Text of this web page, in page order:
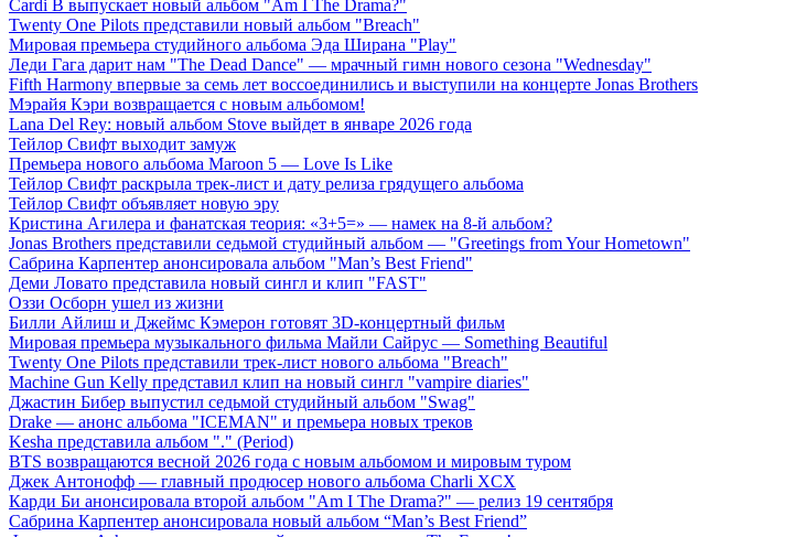
Cardi B выпускает новый альбом "Am I The Drama?"
Twenty One Pilots представили новый альбом "Breach"
Мировая премьера студийного альбома Эда Ширана "Play"
Леди Гага дарит нам "The Dead Dance" — мрачный гимн нового сезона "Wednesday"
Fifth Harmony впервые за семь лет воссоединились и выступили на концерте Jonas Brothers
Мэрайя Кэри возвращается с новым альбомом!
Lana Del Rey: новый альбом Stove выйдет в январе 2026 года
Тейлор Свифт выходит замуж
Премьера нового альбома Maroon 5 — Love Is Like
Тейлор Свифт раскрыла трек-лист и дату релиза грядущего альбома
Тейлор Свифт объявляет новую эру
Кристина Агилера и фанатская теория: «3+5=» — намек на 8-й альбом?
Jonas Brothers представили седьмой студийный альбом — "Greetings from Your Hometown"
Сабрина Карпентер анонсировала альбом "Man’s Best Friend"
Деми Ловато представила новый сингл и клип "FAST"
Оззи Осборн ушел из жизни
Билли Айлиш и Джеймс Кэмерон готовят 3D-концертный фильм
Мировая премьера музыкального фильма Майли Сайрус — Something Beautiful
Twenty One Pilots представили трек-лист нового альбома "Breach"
Machine Gun Kelly представил клип на новый сингл "vampire diaries"
Джастин Бибер выпустил седьмой студийный альбом "Swag"
Drake — анонс альбома "ICEMAN" и премьера новых треков
Kesha представила альбом "." (Period)
BTS возвращаются весной 2026 года с новым альбомом и мировым туром
Джек Антонофф — главный продюсер нового альбома Charli XCX
Карди Би анонсировала второй альбом "Am I The Drama?" — релиз 19 сентября
Сабрина Карпентер анонсировала новый альбом “Man’s Best Friend”